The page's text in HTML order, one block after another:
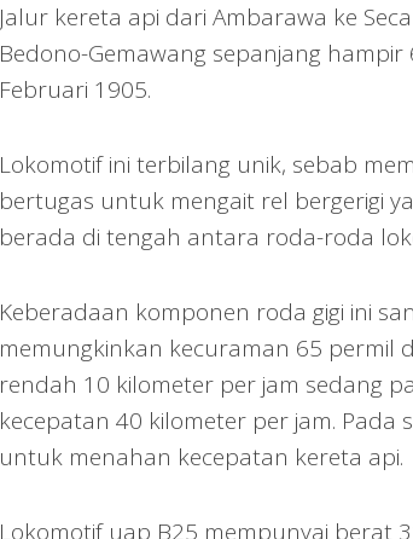
Jalur kereta api dari Ambarawa ke
Bedono-Gemawang sepanjang
Februari 1905.
Lokomotif ini terbilang unik, sebab
bertugas untuk mengait rel bergerigi
berada di tengah antara roda-roda
Keberadaan komponen roda gigi ini
memungkinkan kecuraman 65 permil
rendah 10 kilometer per jam sedang
kecepatan 40 kilometer per jam.
untuk menahan kecepatan kereta api.
Lokomotif uap B25 mempunyai berat